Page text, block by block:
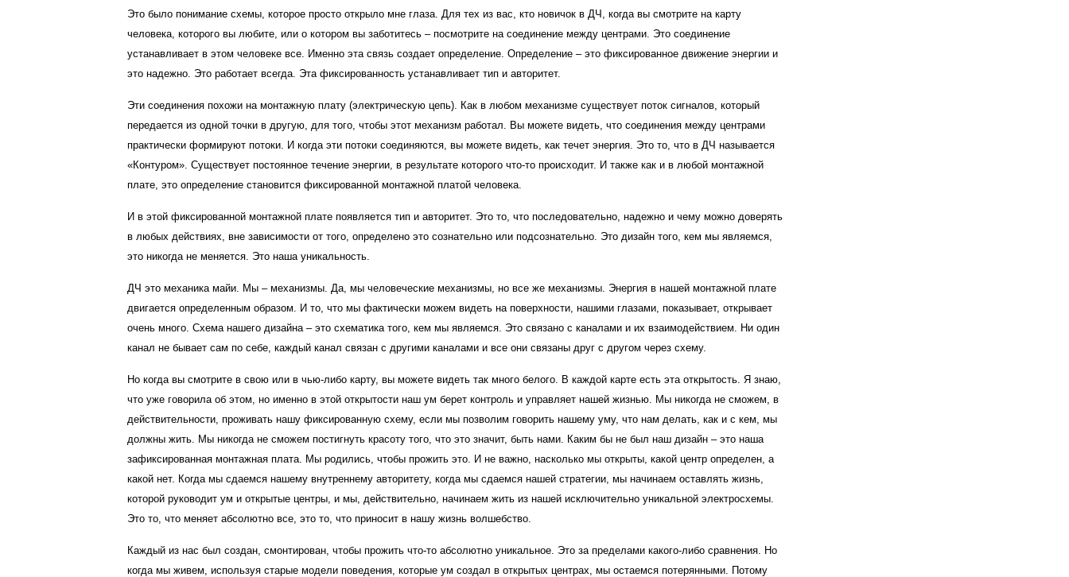
Это было понимание схемы, которое просто открыло мне глаза. Для тех из вас, кто новичок в ДЧ, когда вы смотрите на карту
человека, которого вы любите, или о котором вы заботитесь – посмотрите на соединение между центрами. Это соединение
устанавливает в этом человеке все. Именно эта связь создает определение. Определение – это фиксированное движение энергии и
это надежно. Это работает всегда. Эта фиксированность устанавливает тип и авторитет.
Эти соединения похожи на монтажную плату (электрическую цепь). Как в любом механизме существует поток сигналов, который
передается из одной точки в другую, для того, чтобы этот механизм работал. Вы можете видеть, что соединения между центрами
практически формируют потоки. И когда эти потоки соединяются, вы можете видеть, как течет энергия. Это то, что в ДЧ называется
«Контуром». Существует постоянное течение энергии, в результате которого что-то происходит. И также как и в любой монтажной
плате, это определение становится фиксированной монтажной платой человека.
И в этой фиксированной монтажной плате появляется тип и авторитет. Это то, что последовательно, надежно и чему можно доверять
в любых действиях, вне зависимости от того, определено это сознательно или подсознательно. Это дизайн того, кем мы являемся,
это никогда не меняется. Это наша уникальность.
ДЧ это механика майи. Мы – механизмы. Да, мы человеческие механизмы, но все же механизмы. Энергия в нашей монтажной плате
двигается определенным образом. И то, что мы фактически можем видеть на поверхности, нашими глазами, показывает, открывает
очень много. Схема нашего дизайна – это схематика того, кем мы являемся. Это связано с каналами и их взаимодействием. Ни один
канал не бывает сам по себе, каждый канал связан с другими каналами и все они связаны друг с другом через схему.
Но когда вы смотрите в свою или в чью-либо карту, вы можете видеть так много белого. В каждой карте есть эта открытость. Я знаю,
что уже говорила об этом, но именно в этой открытости наш ум берет контроль и управляет нашей жизнью. Мы никогда не сможем, в
действительности, проживать нашу фиксированную схему, если мы позволим говорить нашему уму, что нам делать, как и с кем, мы
должны жить. Мы никогда не сможем постигнуть красоту того, что это значит, быть нами. Каким бы не был наш дизайн – это наша
зафиксированная монтажная плата. Мы родились, чтобы прожить это. И не важно, насколько мы открыты, какой центр определен, а
какой нет. Когда мы сдаемся нашему внутреннему авторитету, когда мы сдаемся нашей стратегии, мы начинаем оставлять жизнь,
которой руководит ум и открытые центры, и мы, действительно, начинаем жить из нашей исключительно уникальной электросхемы.
Это то, что меняет абсолютно все, это то, что приносит в нашу жизнь волшебство.
Каждый из нас был создан, смонтирован, чтобы прожить что-то абсолютно уникальное. Это за пределами какого-либо сравнения. Но
когда мы живем, используя старые модели поведения, которые ум создал в открытых центрах, мы остаемся потерянными. Потому